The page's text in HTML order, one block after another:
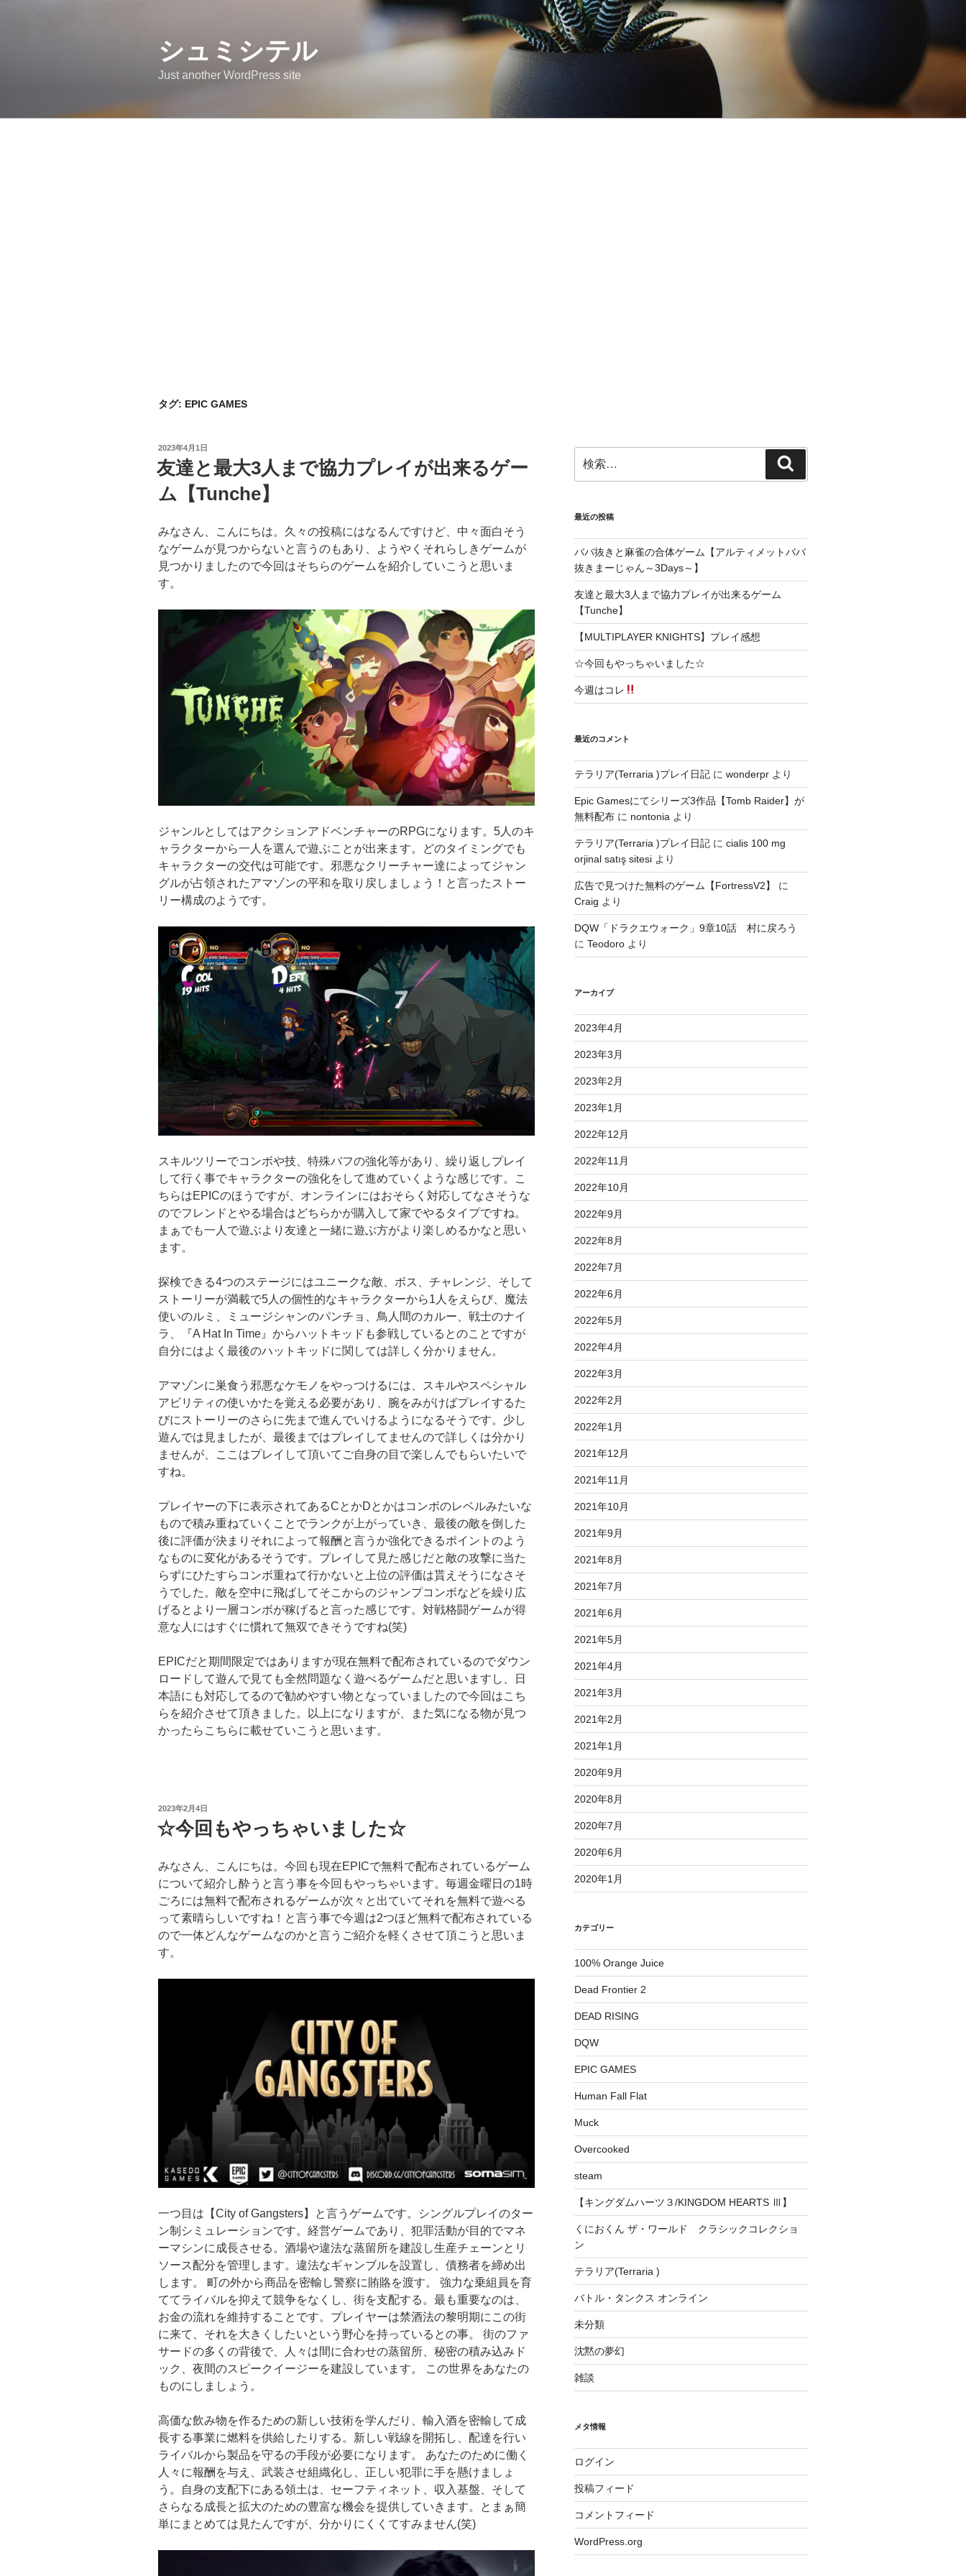
シュミシテル
Just another WordPress site
タグ: EPIC GAMES
投
稿
日:
2023年4月1日
友達と最大3人まで協力プレイが出来るゲー
ム【Tunche】
みなさん、こんにちは。久々の投稿にはなるんですけど、中々面白そう
なゲームが見つからないと言うのもあり、ようやくそれらしきゲームが
見つかりましたので今回はそちらのゲームを紹介していこうと思いま
す。
ジャンルとしてはアクションアドベンチャーのRPGになります。5人のキ
ャラクターから一人を選んで遊ぶことが出来ます。どのタイミングでも
キャラクターの交代は可能です。邪悪なクリーチャー達によってジャン
グルが占領されたアマゾンの平和を取り戻しましょう！と言ったストー
リー構成のようです。
スキルツリーでコンボや技、特殊バフの強化等があり、繰り返しプレイ
して行く事でキャラクターの強化をして進めていくような感じです。こ
ちらはEPICのほうですが、オンラインにはおそらく対応してなさそうな
のでフレンドとやる場合はどちらかが購入して家でやるタイプですね。
まぁでも一人で遊ぶより友達と一緒に遊ぶ方がより楽しめるかなと思い
ます。
探検できる4つのステージにはユニークな敵、ボス、チャレンジ、そして
ストーリーが満載で5人の個性的なキャラクターから1人をえらび、魔法
使いのルミ、ミュージシャンのパンチョ、鳥人間のカルー、戦士のナイ
ラ、『A Hat In Time』からハットキッドも参戦しているとのことですが
自分にはよく最後のハットキッドに関しては詳しく分かりません。
アマゾンに巣食う邪悪なケモノをやっつけるには、スキルやスペシャル
アビリティの使いかたを覚える必要があり、腕をみがけばプレイするた
びにストーリーのさらに先まで進んでいけるようになるそうです。少し
遊んでは見ましたが、最後まではプレイしてませんので詳しくは分かり
ませんが、ここはプレイして頂いてご自身の目で楽しんでもらいたいで
すね。
プレイヤーの下に表示されてあるCとかDとかはコンボのレベルみたいな
もので積み重ねていくことでランクが上がっていき、最後の敵を倒した
後に評価が決まりそれによって報酬と言うか強化できるポイントのよう
なものに変化があるそうです。プレイして見た感じだと敵の攻撃に当た
らずにひたすらコンボ重ねて行かないと上位の評価は貰えそうになさそ
うでした。敵を空中に飛ばしてそこからのジャンプコンボなどを繰り広
げるとより一層コンボが稼げると言った感じです。対戦格闘ゲームが得
意な人にはすぐに慣れて無双できそうですね(笑)
EPICだと期間限定ではありますが現在無料で配布されているのでダウン
ロードして遊んで見ても全然問題なく遊べるゲームだと思いますし、日
本語にも対応してるので勧めやすい物となっていましたので今回はこち
らを紹介させて頂きました。以上になりますが、また気になる物が見つ
かったらこちらに載せていこうと思います。
投
日:
2023年2月4日
☆今回もやっちゃいました☆
みなさん、こんにちは。今回も現在EPICで無料で配布されているゲーム
について紹介し酔うと言う事を今回もやっちゃいます。毎週金曜日の1時
ごろには無料で配布されるゲームが次々と出ていてそれを無料で遊べる
って素晴らしいですね！と言う事で今週は2つほど無料で配布されている
ので一体どんなゲームなのかと言うご紹介を軽くさせて頂こうと思いま
す。
一つ目は【City of Gangsters】と言うゲームです。シングルプレイのター
ン制シミュレーションです。経営ゲームであり、犯罪活動が目的でマネ
ーマシンに成長させる。酒場や違法な蒸留所を建設し生産チェーンとリ
ソース配分を管理します。違法なギャンブルを設置し、債務者を締め出
します。 町の外から商品を密輸し警察に賄賂を渡す。 強力な乗組員を育
ててライバルを抑えて競争をなくし、街を支配する。最も重要なのは、
お金の流れを維持することです。プレイヤーは禁酒法の黎明期にこの街
に来て、それを大きくしたいという野心を持っているとの事。 街のファ
サードの多くの背後で、人々は間に合わせの蒸留所、秘密の積み込みド
ック、夜間のスピークイージーを建設しています。 この世界をあなたの
ものにしましょう。
高価な飲み物を作るための新しい技術を学んだり、輸入酒を密輸して成
長する事業に燃料を供給したりする。新しい戦線を開拓し、配達を行い
ライバルから製品を守るの手段が必要になります。 あなたのために働く
人々に報酬を与え、武装させ組織化し、正しい犯罪に手を懸けましょ
う。自身の支配下にある領土は、セーフティネット、収入基盤、そして
さらなる成長と拡大のための豊富な機会を提供していきます。とまぁ簡
単にまとめては見たんですが、分かりにくくてすみません(笑)
索:
索
最近の投稿
ババ抜きと麻雀の合体ゲーム【アルティメットババ
抜きまーじゃん～3Days～】
友達と最大3人まで協力プレイが出来るゲーム
【Tunche】
【MULTIPLAYER KNIGHTS】プレイ感想
☆今回もやっちゃいました☆
今週はコレ
最近のコメント
テラリア(Terraria )プレイ日記に wonderprより
Epic Gamesにてシリーズ3作品【Tomb Raider】が
無料配布に nontonia より
テラリア(Terraria )プレイ日記に cialis 100 mg
orjinal satış sitesiより
広告で見つけた無料のゲーム【FortressV2】
に
Craig より
DQW「ドラクエウォーク」9章10話 村に戻ろう
に Teodoroより
アーカイブ
2023年4月
2023年3月
2023年2月
2023年1月
2022年12月
2022年11月
2022年10月
2022年9月
2022年8月
2022年7月
2022年6月
2022年5月
2022年4月
2022年3月
2022年2月
2022年1月
2021年12月
2021年11月
2021年10月
2021年9月
2021年8月
2021年7月
2021年6月
2021年5月
2021年4月
2021年3月
2021年2月
2021年1月
2020年9月
2020年8月
2020年7月
2020年6月
2020年1月
カテゴリー
100% Orange Juice
Dead Frontier 2
DEAD RISING
DQW
EPIC GAMES
Human Fall Flat
Muck
Overcooked
steam
【キングダムハーツ３/KINGDOM HEARTS Ⅲ】
くにおくん ザ・ワールド クラシックコレクショ
ン
テラリア(Terraria )
バトル・タンクス オンライン
未分類
沈黙の夢幻
雑談
メタ情報
ログイン
投稿フィード
コメントフィード
WordPress.org